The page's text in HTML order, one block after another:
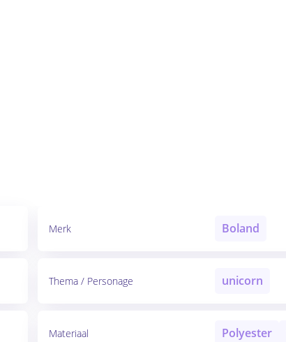
Merk Boland
Thema / Personage unicorn
Materiaal Polyester